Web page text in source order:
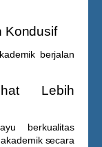
Kondusif
berjalan
Lebih
berkualitas
secara